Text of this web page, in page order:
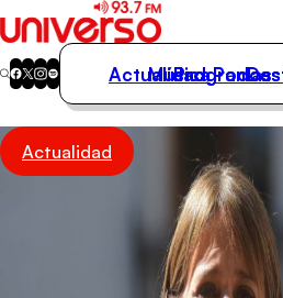
Actualidad
Música
Actualidad
Música
Programas
Actualidad